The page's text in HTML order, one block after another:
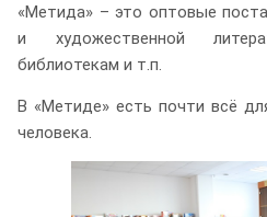
«Метида» – это оптовые
и художественной
библиотекам и т.п.
В «Метиде» есть почти всё
человека.